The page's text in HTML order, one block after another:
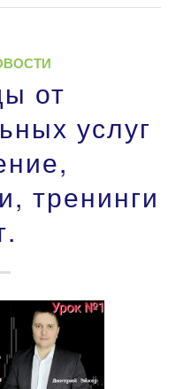
от
услуг
тренинги